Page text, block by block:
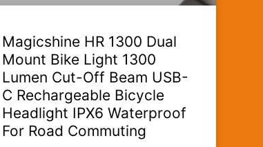
Magicshine HR 1300 Dual
Mount Bike Light 1300
Lumen Cut-Off Beam USB-
C Rechargeable Bicycle
Headlight IPX6 Waterproof
For Road Commuting